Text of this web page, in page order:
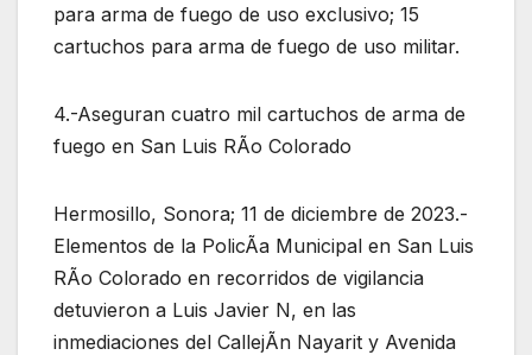
para arma de fuego de uso exclusivo; 15
cartuchos para arma de fuego de uso militar.
4.-Aseguran cuatro mil cartuchos de arma de
fuego en San Luis RÃo Colorado
Hermosillo, Sonora; 11 de diciembre de 2023.-
Elementos de la PolicÃa Municipal en San Luis
RÃo Colorado en recorridos de vigilancia
detuvieron a Luis Javier N, en las
inmediaciones del CallejÃn Nayarit y Avenida